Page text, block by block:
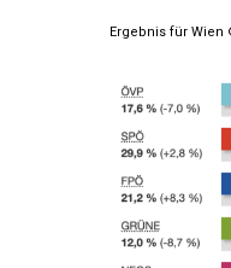
Ergebnis für Wien